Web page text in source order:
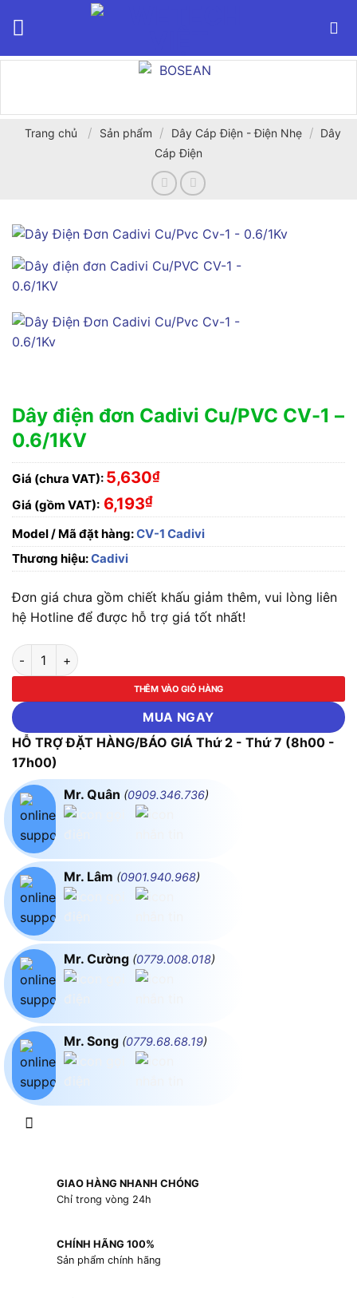
Trang chủ / Sản phẩm / Dây Cáp Điện - Điện Nhẹ / Dây
Cáp Điện
Dây điện đơn Cadivi Cu/PVC CV-1 –
0.6/1KV
Giá (chưa VAT): 5,630₫
Giá (gồm VAT): 6,193₫
Model / Mã đặt hàng:CV-1 Cadivi
Thương hiệu:Cadivi
Đơn giá chưa gồm chiết khấu giảm thêm, vui lòng liên
hệ Hotline để được hỗ trợ giá tốt nhất!
Dây điện đơn Cadivi Cu/PVC CV-1 - 0.6/1KV số lượng
THÊM VÀO GIỎ HÀNG
MUA NGAY
HỖ TRỢ ĐẶT HÀNG/BÁO GIÁ Thứ 2 - Thứ 7 (8h00 -
17h00)
Mr. Quân (0909.346.736)
Mr. Lâm (0901.940.968)
Mr. Cường (0779.008.018)
Mr. Song (0779.68.68.19)
GIAO HÀNG NHANH CHÓNG
Chỉ trong vòng 24h
CHÍNH HÃNG 100%
Sản phẩm chính hãng